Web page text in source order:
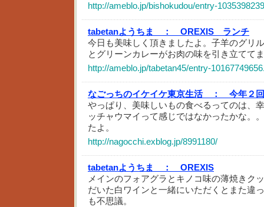
http://ameblo.jp/bishokudou/entry-
tabetanようちま ：
OREXIS ランチ
今日も美味しく頂きましたよ。子羊のグリ
とグリーンカレーがお肉の味を引き立てて
http://ameblo.jp/tabetan45/entry-
なごっちのイケイケ東京生活 ：
今年２
やっぱり、美味しいもの食べるってのは、
ッチャウマイって感じではなかったかな
たよ。
http://nagocchi.exblog.jp/8991180/
tabetanようちま ：
OREXIS
メインのフォアグラとキノコ味の薄焼きク
だいた白ワインと一緒にいただくとまた違
も不思議。